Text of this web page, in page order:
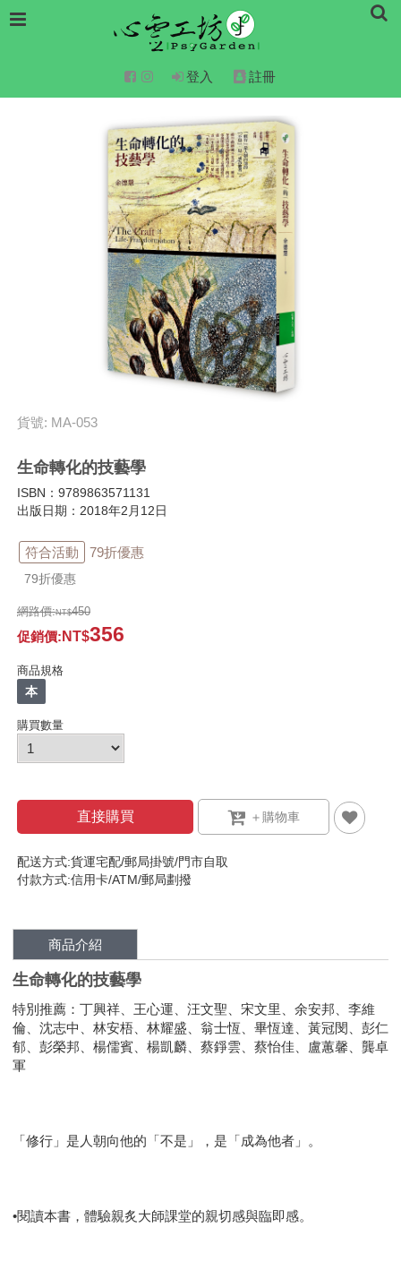
登入 註冊
貨號: MA-053
生命轉化的技藝學
ISBN：9789863571131
出版日期：2018年2月12日
符合活動 79折優惠
79折優惠
網路價: 450
促銷價: 356
商品規格
本
購買數量
直接購買
配送方式:貨運宅配/郵局掛號/門市自取
付款方式:信用卡/ATM/郵局劃撥
商品介紹
生命轉化的技藝學
特別推薦：丁興祥、王心運、汪文聖、宋文里、余安邦、李維
倫、沈志中、林安梧、林耀盛、翁士恆、畢恆達、黃冠閔、彭仁
郁、彭榮邦、楊儒賓、楊凱麟、蔡錚雲、蔡怡佳、盧蕙馨、龔卓
軍
「修行」是人朝向他的「不是」，是「成為他者」。
•閱讀本書，體驗親炙大師課堂的親切感與臨即感。